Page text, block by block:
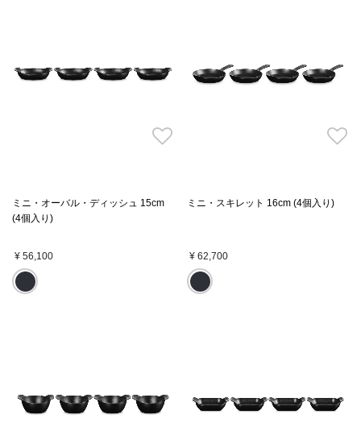
ミニ・オーバル・ディッシュ 15cm
(4個入り)
¥ 56,100
ミニ・スキレット 16cm (4個入り)
¥ 62,700